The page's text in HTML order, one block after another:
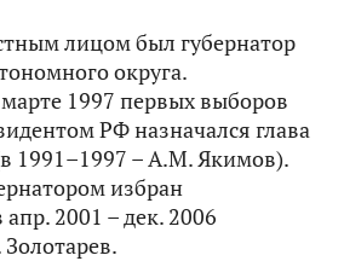
лицом был губернатор
округа.
1997 первых выборов
РФ назначался глава
1991–1997 – А.М. Якимов).
избран
2001 – дек. 2006